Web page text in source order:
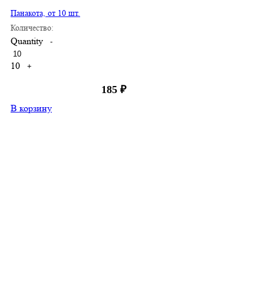
Панакота, от 10 шт.
Количество:
Quantity -
10 +
185 ₽
В корзину